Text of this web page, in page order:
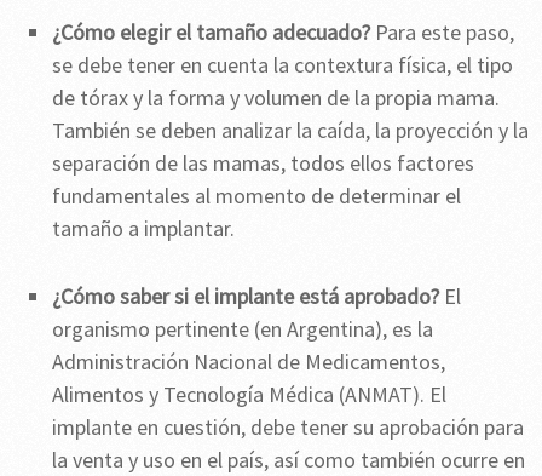
¿Cómo elegir el tamaño adecuado?Para este paso,
se debe tener en cuenta la contextura física, el tipo
de tórax y la forma y volumen de la propia mama.
También se deben analizar la caída, la proyección y la
separación de las mamas, todos ellos factores
fundamentales al momento de determinar el
tamaño a implantar.
¿Cómo saber si el implante está aprobado?El
organismo pertinente (en Argentina), es la
Administración Nacional de Medicamentos,
Alimentos y Tecnología Médica (ANMAT). El
implante en cuestión, debe tener su aprobación para
la venta y uso en el país, así como también ocurre en